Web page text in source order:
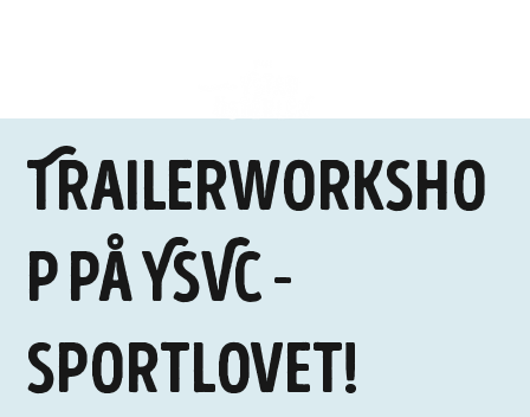
Trailerworksho
p på YSVC -
Sportlovet!